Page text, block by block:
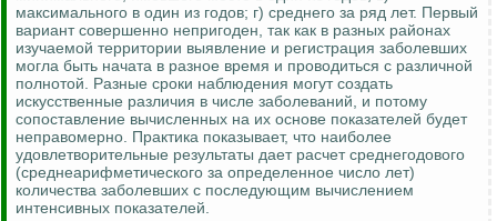
максимального в один из годов; г) среднего за ряд лет. Первый
вариант совершенно непригоден, так как в разных районах
изучаемой территории выявление и регистрация заболевших
могла быть начата в разное время и проводиться с различной
полнотой. Разные сроки наблюдения могут создать
искусственные различия в числе заболеваний, и потому
сопоставление вычисленных на их основе показателей будет
неправомерно. Практика показывает, что наиболее
удовлетворительные результаты дает расчет среднегодового
(среднеарифметического за определенное число лет)
количества заболевших с последующим вычислением
интенсивных показателей.